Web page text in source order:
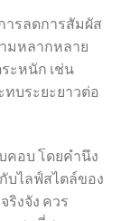
ารลดการสัมผัส
มหลากหลาย
ะหนัก เช่น
ทบระยะยาวต่อ
คอบ โดยคำนึง
บไลฟ์สไตล์ของ
ริงจัง ควร